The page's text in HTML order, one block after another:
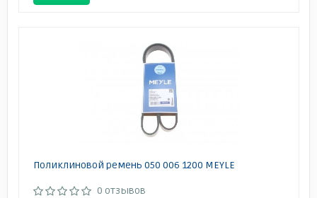
Поликлиновой ремень 050 006 1200 MEYLE
0 отзывов